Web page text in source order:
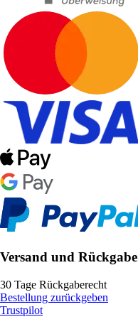
Versand und Rückgabe
30 Tage Rückgaberecht
Bestellung zurückgeben
Trustpilot